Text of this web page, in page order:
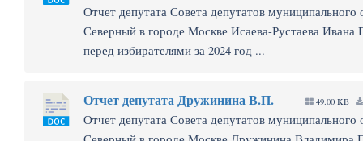
Отчет депутата Совета депутатов муниципального
Северный в городе Москве Исаева-Рустаева Ивана
перед избирателями за 2024 год ...
Отчет депутата Дружинина В.П. 49.00 KB
Отчет депутата Совета депутатов муниципального